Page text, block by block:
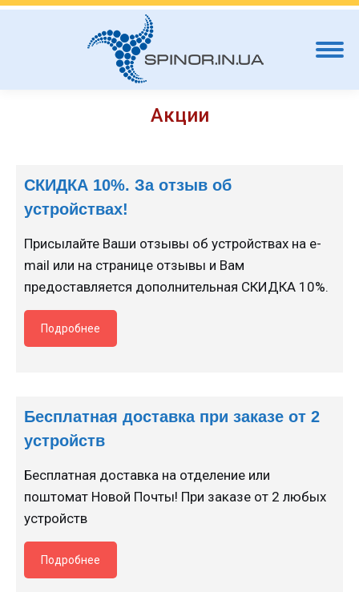
Акции
СКИДКА 10%. За отзыв об
устройствах!
Присылайте Ваши отзывы об устройствах на e-
mail или на странице отзывы и Вам
предоставляется дополнительная СКИДКА 10%.
Подробнее
Бесплатная доставка при заказе от 2
устройств
Бесплатная доставка на отделение или
поштомат Новой Почты! При заказе от 2 любых
устройств
Подробнее